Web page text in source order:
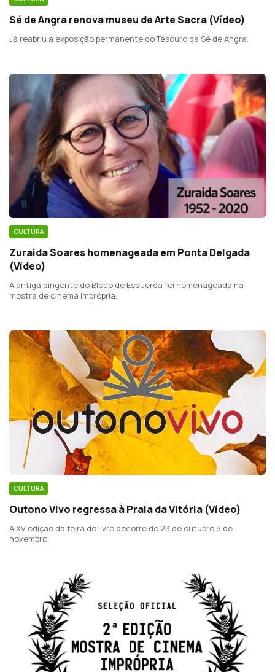
Sé de Angra renova museu de Arte Sacra (Vídeo)
Já reabriu a exposição permanente do Tesouro da Sé de Angra.
CULTURA
Zuraida Soares homenageada em Ponta Delgada
(Vídeo)
A antiga dirigente do Bloco de Esquerda foi homenageada na
mostra de cinema Imprópria.
CULTURA
Outono Vivo regressa à Praia da Vitória (Vídeo)
A XV edição da feira do livro decorre de 23 de outubro 8 de
novembro.